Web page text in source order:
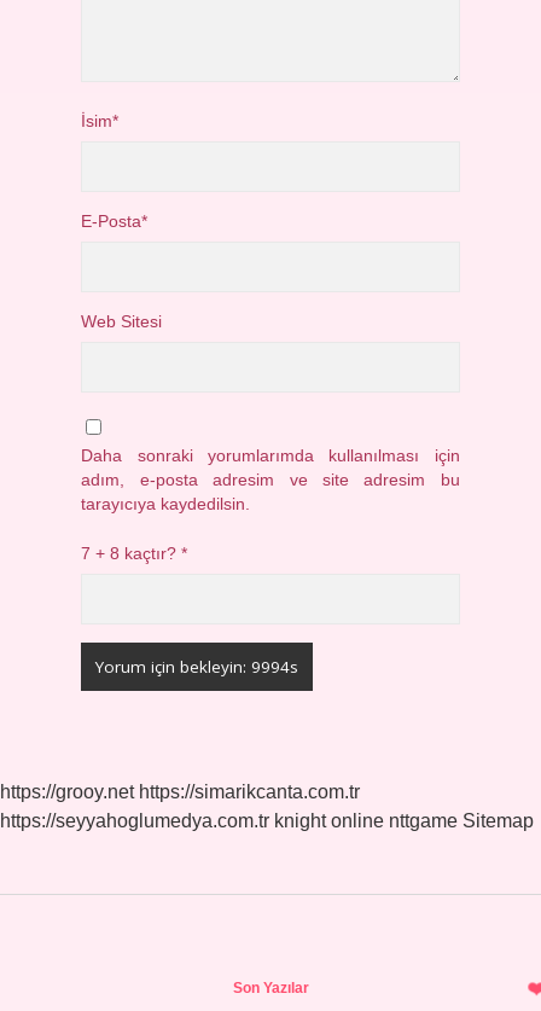
İsim*
E-Posta*
Web Sitesi
Daha sonraki yorumlarımda kullanılması için
adım, e-posta adresim ve site adresim bu
tarayıcıya kaydedilsin.
7 + 8 kaçtır?*
https://grooy.net https://simarikcanta.com.tr
https://seyyahoglumedya.com.tr knight online nttgame Sitemap
Son Yazılar